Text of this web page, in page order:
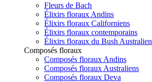
Fleurs de Bach
Élixirs floraux Andins
Élixirs floraux Californiens
Élixirs floraux contemporains
Élixirs floraux du Bush Australien
Composés floraux
Composés floraux Andins
Composés floraux Australiens
Composés floraux Deva